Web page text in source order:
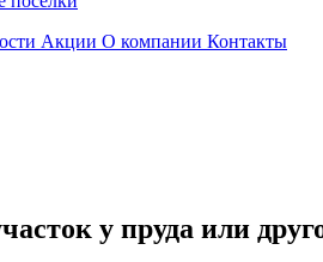
Акции О компании Контакты
у пруда или